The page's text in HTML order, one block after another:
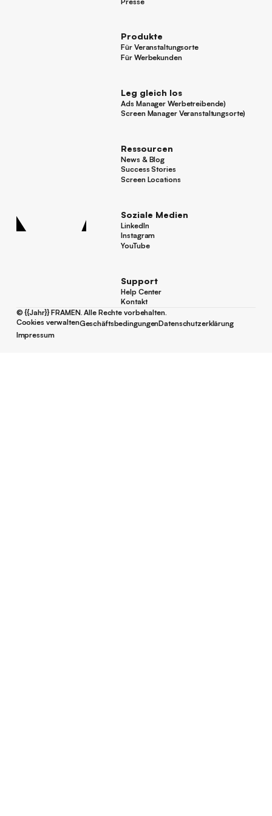
Produkte
Für Veranstaltungsorte
Für Veranstaltungsorte
Für Werbekunden
Leg gleich los
Ads Manager Werbetreibende)
Ads Manager Werbetreibende)
Screen Manager Veranstaltungsorte)
Ressourcen
News & Blog
News & Blog
Success Stories
Success Stories
Screen Locations
Soziale Medien
LinkedIn
LinkedIn
Instagram
Instagram
YouTube
Support
Help Center
Help Center
Kontakt
Kontakt
©{{Jahr}}FRAMEN. Alle Rechte vorbehalten.
Cookies verwalten
Cookies verwalten
GeschäftsbedingungenDatenschutzerklärung
Impressum